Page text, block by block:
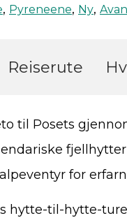
, Pyreneene, Ny,
Reiserute
til Posets
fjellhytter
for
hytte-til-hytte-